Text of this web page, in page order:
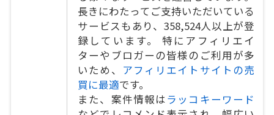
長きにわたってご支持いただいている
サービスもあり、358,524人以上が登
録しています。 特にアフィリエイ
ターやブロガーの皆様のご利用が多
いため、 アフィリエイトサイトの売
買に最適です。
また、案件情報はラッコキーワード